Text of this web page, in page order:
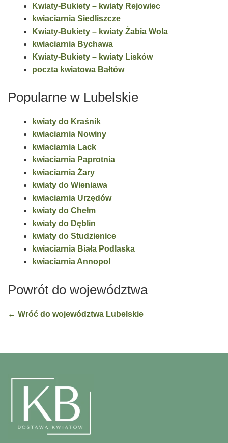
Kwiaty-Bukiety – kwiaty Rejowiec
kwiaciarnia Siedliszcze
Kwiaty-Bukiety – kwiaty Żabia Wola
kwiaciarnia Bychawa
Kwiaty-Bukiety – kwiaty Lisków
poczta kwiatowa Bałtów
Popularne w Lubelskie
kwiaty do Kraśnik
kwiaciarnia Nowiny
kwiaciarnia Lack
kwiaciarnia Paprotnia
kwiaciarnia Żary
kwiaty do Wieniawa
kwiaciarnia Urzędów
kwiaty do Chełm
kwiaty do Dęblin
kwiaty do Studzienice
kwiaciarnia Biała Podlaska
kwiaciarnia Annopol
Powrót do województwa
← Wróć do województwa Lubelskie